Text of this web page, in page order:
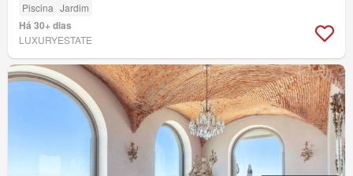
Piscina Jardim
Há 30+ dias
LUXURYESTATE